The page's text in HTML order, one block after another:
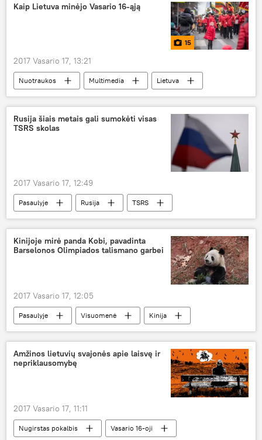
Kaip Lietuva minėjo Vasario 16-ąją
15
2017 Vasario 17, 13:21
Nuotraukos Multimedia
Lietuva
Lietuvos valstybės atkūrimo diena
Vasario 16-oji
Lietuvos Valstybės atkūrimo diena
Rusija šiais metais gali sumokėti visas
TSRS skolas
2017 Vasario 17, 12:49
Pasaulyje Rusija
TSRS
skola
Kinijoje mirė panda Kobi, pavadinta
Barselonos Olimpiados talismano garbei
2017 Vasario 17, 12:05
Pasaulyje Visuomenė
Kinija
mirtis
panda
Amžinos lietuvių svajonės apie laisvę ir
nepriklausomybę
2017 Vasario 17, 11:11
Nugirstas pokalbis
Vasario 16-oji